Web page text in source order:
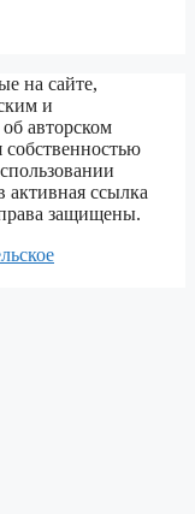
на сайте,
и
авторском
активная ссылка
защищены.